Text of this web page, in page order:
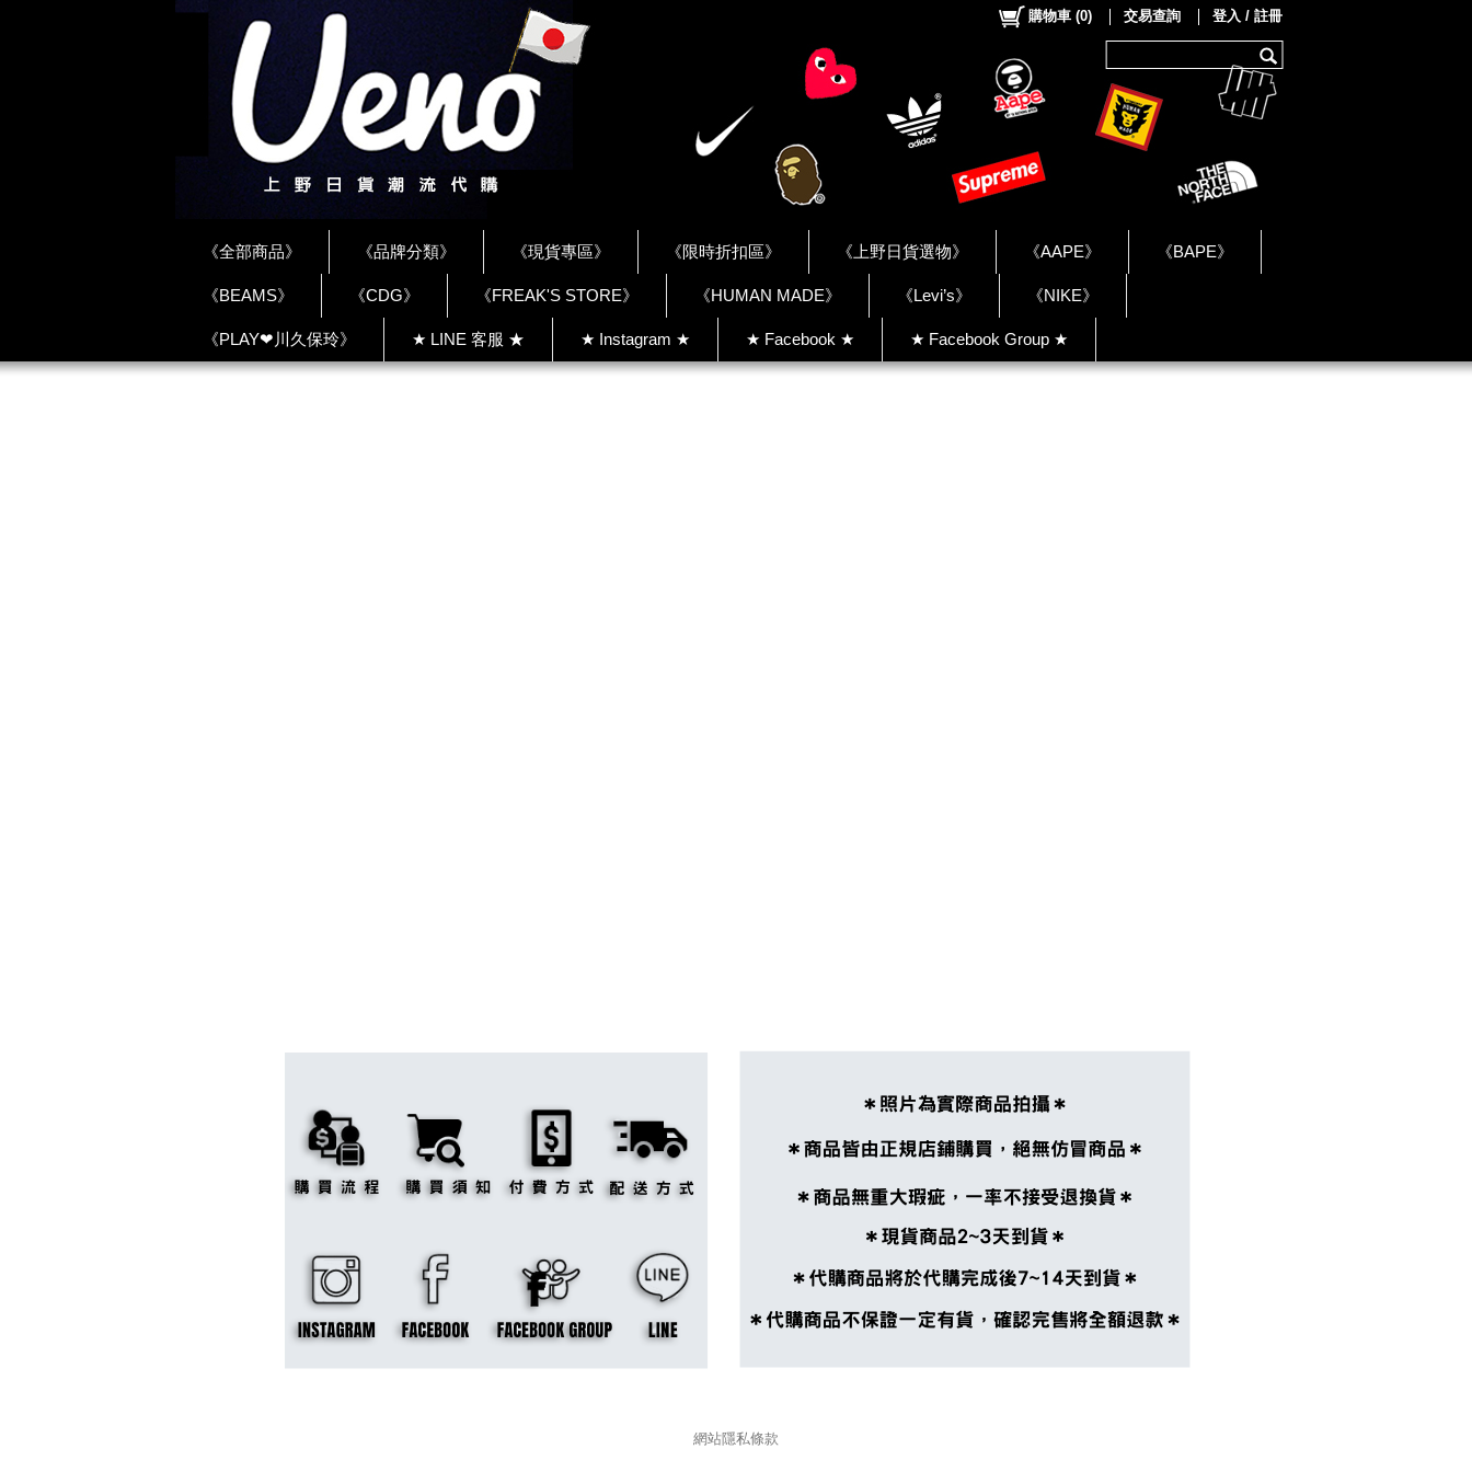
《全部商品》 《品牌分類》 《現貨專區》 《限時折扣區》 《上野日貨選物》 《AAPE》 《BAPE》
《BEAMS》 《CDG》 《FREAK'S STORE》 《HUMAN MADE》 《Levi’s》 《NIKE》
《PLAY❤川久保玲》 ★ LINE 客服 ★ ★ Instagram ★ ★ Facebook ★ ★ Facebook Group ★
購物車 (0) 交易查詢 登入 / 註冊
網站隱私條款